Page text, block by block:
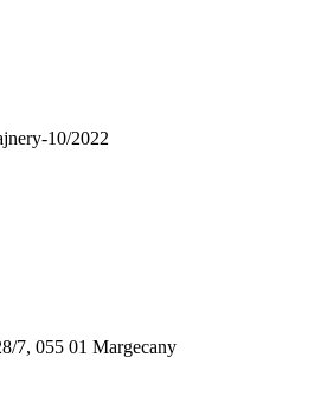
10/2022
7, 055 01 Margecany